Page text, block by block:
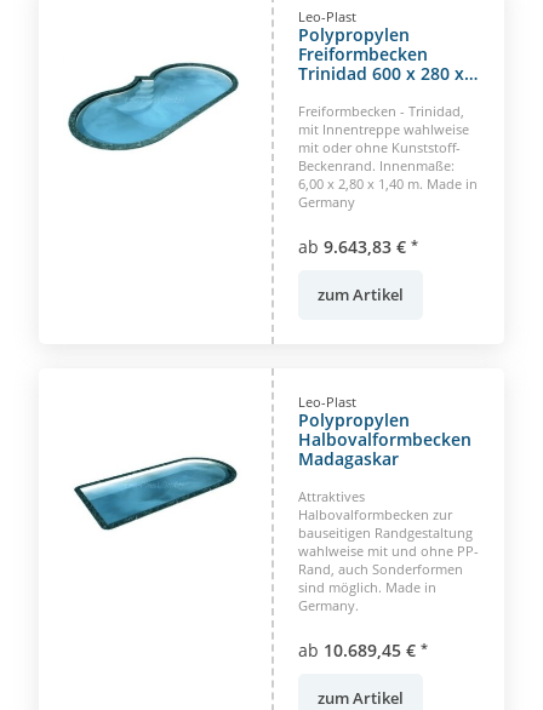
Leo-Plast
Polypropylen
Freiformbecken
Trinidad 600 x 280 x
Freiformbecken - Trinidad,
mit Innentreppe wahlweise
mit oder ohne Kunststoff-
Beckenrand. Innenmaße:
6,00 x 2,80 x 1,40 m. Made in
Germany
ab 9.643,83 € *
zum Artikel
Leo-Plast
Polypropylen
Halbovalformbecken
Madagaskar
Attraktives
Halbovalformbecken zur
bauseitigen Randgestaltung
wahlweise mit und ohne PP-
Rand, auch Sonderformen
sind möglich. Made in
Germany.
ab 10.689,45 € *
zum Artikel